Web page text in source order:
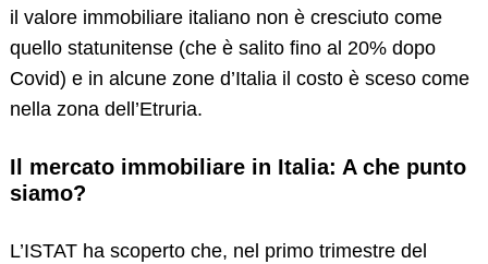
il valore immobiliare italiano non è cresciuto come
quello statunitense (che è salito fino al 20% dopo
Covid) e in alcune zone d’Italia il costo è sceso come
nella zona dell’Etruria.
Il mercato immobiliare in Italia: A che punto
siamo?
L’ISTAT ha scoperto che, nel primo trimestre del